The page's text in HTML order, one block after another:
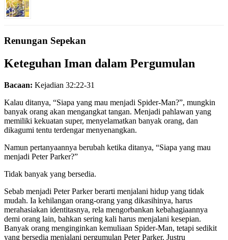
Renungan Sepekan
Keteguhan Iman dalam Pergumulan
Bacaan: Kejadian 32:22-31
Kalau ditanya, “Siapa yang mau menjadi Spider-Man?”, mungkin
banyak orang akan mengangkat tangan. Menjadi pahlawan yang
memiliki kekuatan super, menyelamatkan banyak orang, dan
dikagumi tentu terdengar menyenangkan.
Namun pertanyaannya berubah ketika ditanya, “Siapa yang mau
menjadi Peter Parker?”
Tidak banyak yang bersedia.
Sebab menjadi Peter Parker berarti menjalani hidup yang tidak
mudah. Ia kehilangan orang-orang yang dikasihinya, harus
merahasiakan identitasnya, rela mengorbankan kebahagiaannya
demi orang lain, bahkan sering kali harus menjalani kesepian.
Banyak orang menginginkan kemuliaan Spider-Man, tetapi sedikit
yang bersedia menjalani pergumulan Peter Parker. Justru